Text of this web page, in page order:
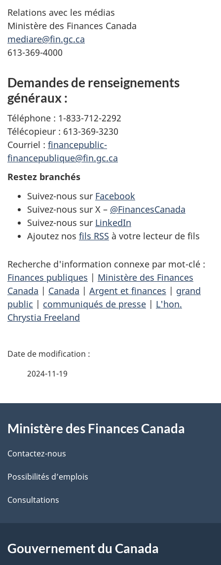
Relations avec les médias
Ministère des Finances Canada
mediare@fin.gc.ca
613-369-4000
Demandes de renseignements
généraux :
Téléphone : 1-833-712-2292
Télécopieur : 613-369-3230
Courriel : financepublic-
financepublique@fin.gc.ca
Restez branchés
Suivez-nous sur Facebook
Suivez-nous sur X – @FinancesCanada
Suivez-nous sur LinkedIn
Ajoutez nos fils RSS à votre lecteur de fils
Recherche d'information connexe par mot-clé :
Finances publiques | Ministère des Finances
Canada | Canada | Argent et finances | grand
public | communiqués de presse | L'hon.
Chrystia Freeland
D
i
l
s
d
l
2024-11-19
propos
de
ce
site
Ministère des Finances Canada
Contactez-nous
Possibilités d’emplois
Consultations
Gouvernement du Canada